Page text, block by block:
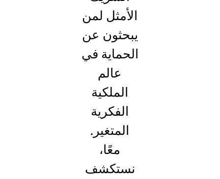
الأمثل لمن
يبحثون عن
الحماية في
عالم
الملكية
الفكرية
المتغير.
معًا،
نستكشف